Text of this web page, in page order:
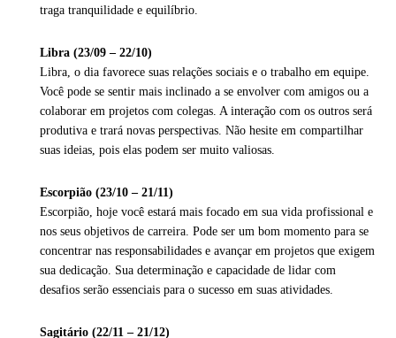
traga tranquilidade e equilíbrio.
Libra (23/09 – 22/10)
Libra, o dia favorece suas relações sociais e o trabalho em equipe.
Você pode se sentir mais inclinado a se envolver com amigos ou a
colaborar em projetos com colegas. A interação com os outros será
produtiva e trará novas perspectivas. Não hesite em compartilhar
suas ideias, pois elas podem ser muito valiosas.
Escorpião (23/10 – 21/11)
Escorpião, hoje você estará mais focado em sua vida profissional e
nos seus objetivos de carreira. Pode ser um bom momento para se
concentrar nas responsabilidades e avançar em projetos que exigem
sua dedicação. Sua determinação e capacidade de lidar com
desafios serão essenciais para o sucesso em suas atividades.
Sagitário (22/11 – 21/12)